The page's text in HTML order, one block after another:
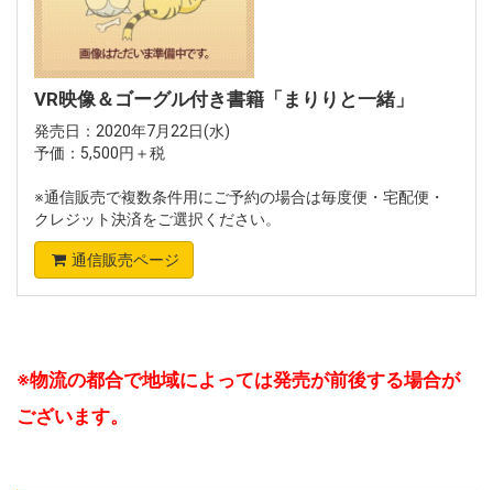
VR映像＆ゴーグル付き書籍「まりりと一緒」
発売日：2020年7月22日(水)
予価：5,500円＋税
※通信販売で複数条件用にご予約の場合は毎度便・宅配便・
クレジット決済をご選択ください。
通信販売ページ
※物流の都合で地域によっては発売が前後する場合が
ございます。